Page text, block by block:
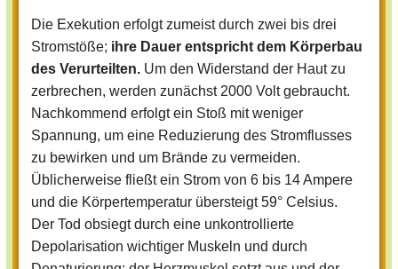
Die Exekution erfolgt zumeist durch zwei bis drei
Stromstöße; ihre Dauer entspricht dem Körperbau
des Verurteilten. Um den Widerstand der Haut zu
zerbrechen, werden zunächst 2000 Volt gebraucht.
Nachkommend erfolgt ein Stoß mit weniger
Spannung, um eine Reduzierung des Stromflusses
zu bewirken und um Brände zu vermeiden.
Üblicherweise fließt ein Strom von 6 bis 14 Ampere
und die Körpertemperatur übersteigt 59° Celsius.
Der Tod obsiegt durch eine unkontrollierte
Depolarisation wichtiger Muskeln und durch